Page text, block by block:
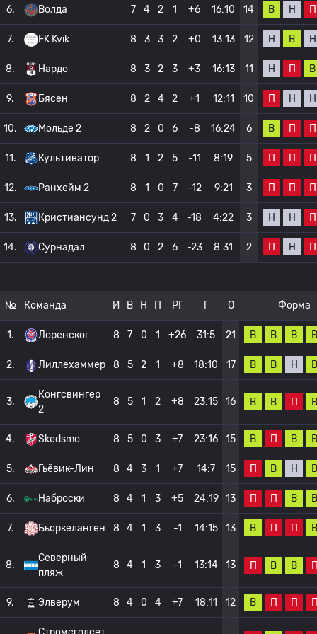
6. Волда 7 4 2 1 +6 16:10 14 В Н П
7. FK Kvik 8 3 3 2 +0 13:13 12 Н В Н
8. Нардо 8 3 2 3 +3 16:13 11 Н П В
9. Бясен 8 2 4 2 +1 12:11 10 П Н Н
10. Мольде 2 8 2 0 6 -8 16:24 6 В П П
11. Культиватор 8 1 2 5 -11 8:19 5 П П П
12. Ранхейм 2 8 1 0 7 -12 9:21 3 П П П
13. Кристиансунд 2 7 0 3 4 -18 4:22 3 Н Н П
14. Сурнадал 8 0 2 6 -23 8:31 2 П Н П
№ Команда И В Н П РГ Г О Форма
1. Лоренског 8 7 0 1 +26 31:5 21 В В В В
2. Лиллехаммер 8 5 2 1 +8 18:10 17 В В Н В
3.
Конгсвингер
2
8 5 1 2 +8 23:15 16 В В П В
4. Skedsmo 8 5 0 3 +7 23:16 15 В П В В
5. Гьёвик-Лин 8 4 3 1 +7 14:7 15 П В Н В
6. Наброски 8 4 1 3 +5 24:19 13 П П В В
7. Бьоркеланген 8 4 1 3 -1 14:15 13 В П П В
8.
Северный
пляж
8 4 1 3 -1 13:14 13 П В В
9. Элверум 8 4 0 4 +7 18:11 12 В П П